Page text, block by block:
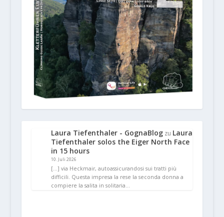
Laura Tiefenthaler - GognaBlogzu Laura
Tiefenthaler solos the Eiger North Face
in 15 hours
10. Juli 2026
[…] via Heckmair, autoassicurandosi sui tratti più
difficili. Questa impresa la rese la seconda donna a
compiere la salita in solitaria…